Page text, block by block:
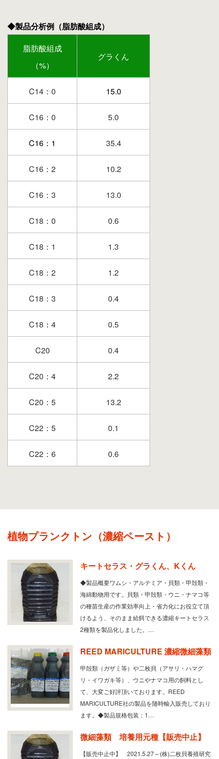
◆製品分析例（脂肪酸組成）
脂肪酸組成
（%）
グラくん
C14：0 15.0
C16：0 5.0
C16：1 35.4
C16：2 10.2
C16：3 13.0
C18：0 0.6
C18：1 1.3
C18：2 1.2
C18：3 0.4
C18：4 0.5
C20 0.4
C20：4 2.2
C20：5 13.2
C22：5 0.1
C22：6 0.6
植物プランクトン（濃縮ペースト）
キートセラス・グラくん、Kくん
◆製品概要ワムシ・アルテミア・貝類・甲殻類・
海綿動物用です。貝類・甲殻類・ウニ・ナマコ等
の種苗生産の作業効率向上・省力化にお役立て頂
けるよう、そのまま給餌できる濃縮キートセラス
2種類を製品化しました。…
REED MARICULTURE 濃縮微細藻類
甲殻類（ガザミ等）や二枚貝（アサリ・ハマグ
リ・イワガキ等）、ウニやナマコ用の飼料とし
て、大変ご好評頂いております。REED
MARICULTURE社の製品を随時輸入販売しており
ます。◆製品規格包装：1…
微細藻類 培養用元種【販売中止】
【販売中止中】 2021.5.27～(株)二枚貝養殖研究